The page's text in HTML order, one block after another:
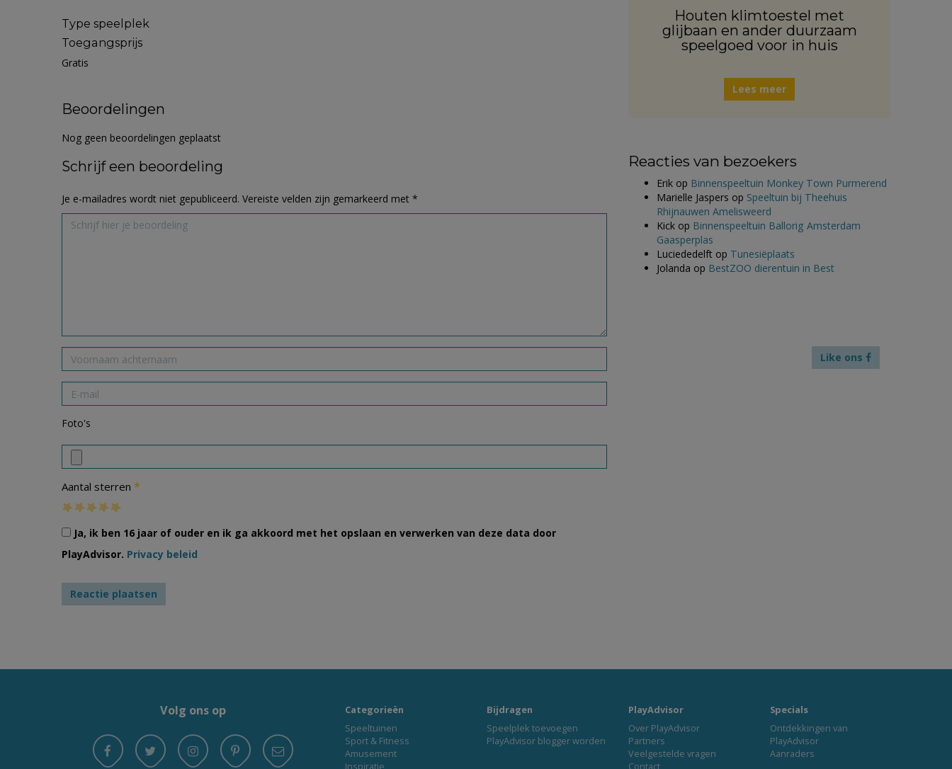
Type speelplek
Toegangsprijs
Gratis
Beoordelingen
Nog geen beoordelingen geplaatst
Schrijf een beoordeling
Je e-mailadres wordt niet gepubliceerd. Vereiste velden zijn gemarkeerd met *
Foto's
Aantal sterren *
Ja, ik ben 16 jaar of ouder en ik ga akkoord met het opslaan en verwerken van deze data door
PlayAdvisor. Privacy beleid
Houten klimtoestel met
glijbaan en ander duurzaam
speelgoed voor in huis
Lees meer
Reacties van bezoekers
Erik op Binnenspeeltuin Monkey Town Purmerend
Marielle Jaspers op Speeltuin bij Theehuis
Rhijnauwen Amelisweerd
Kick op Binnenspeeltuin Ballorig Amsterdam
Gaasperplas
Luciededelft op Tunesiëplaats
Jolanda op BestZOO dierentuin in Best
Like ons
Volg ons op
Categorieën
Speeltuinen
Sport & Fitness
Amusement
Inspiratie
Bijdragen
Speelplek toevoegen
PlayAdvisor blogger worden
PlayAdvisor
Over PlayAdvisor
Partners
Veelgestelde vragen
Contact
Specials
Ontdekkingen van
PlayAdvisor
Aanraders